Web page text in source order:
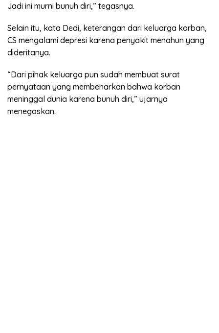
Jadi ini murni bunuh diri,” tegasnya.
Selain itu, kata Dedi, keterangan dari keluarga korban,
CS mengalami depresi karena penyakit menahun yang
dideritanya.
“Dari pihak keluarga pun sudah membuat surat
pernyataan yang membenarkan bahwa korban
meninggal dunia karena bunuh diri,” ujarnya
menegaskan.